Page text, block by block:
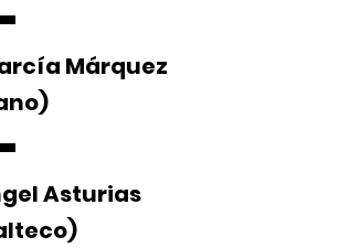
Márquez
Asturias